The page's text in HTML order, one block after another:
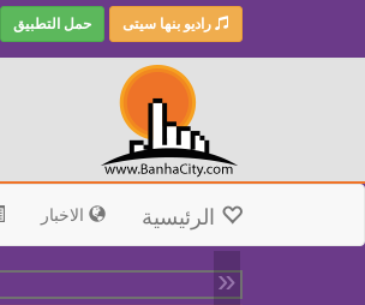
راديو بنها سيتى حمل التطبيق
الرئيسية الاخبار
«